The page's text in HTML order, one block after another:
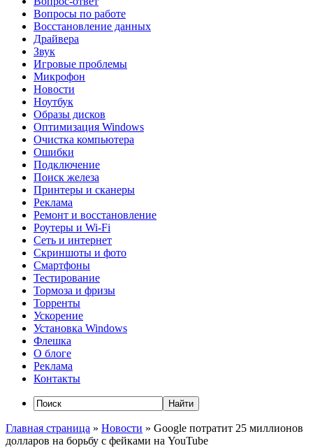
Вопросы по работе
Восстановление данных
Драйвера
Звук
Игровые проблемы
Микрофон
Новости
Ноутбук
Образы дисков
Оптимизация Windows
Очистка компьютера
Ошибки
Подключение
Поиск железа
Принтеры и сканеры
Реклама
Ремонт и восстановление
Роутеры и Wi-Fi
Сеть и интернет
Скриншоты и фото
Смартфоны
Тестирование
Тормоза и фризы
Торренты
Ускорение
Установка Windows
Флешка
О блоге
Реклама
Контакты
Главная страница » Новости » Google потратит 25 миллионов
долларов на борьбу с фейками на YouTube